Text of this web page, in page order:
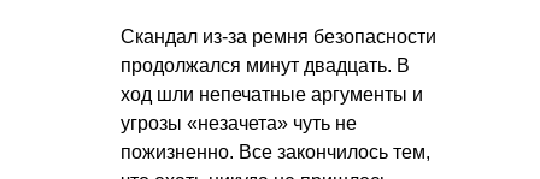
Скандал из-за ремня безопасности
продолжался минут двадцать. В
ход шли непечатные аргументы и
угрозы «незачета» чуть не
пожизненно. Все закончилось тем,